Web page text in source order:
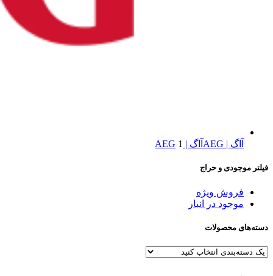
آاگ | AEG آاگ | AEG 1
فیلتر موجودی و حراج
فروش ویژه
موجود در انبار
دسته‌های محصولات